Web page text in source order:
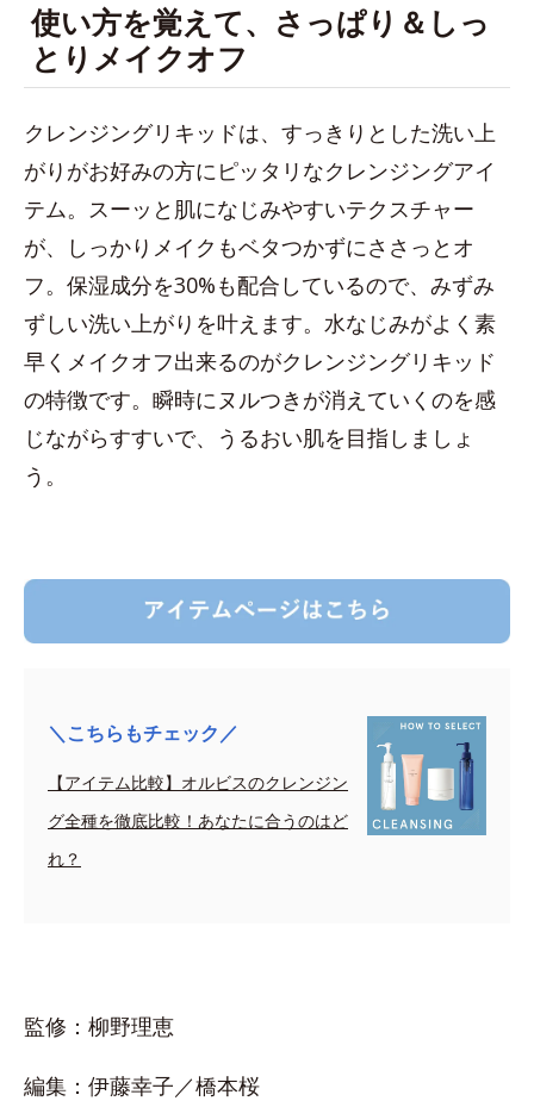
使い方を覚えて、さっぱり＆しっ
とりメイクオフ
クレンジングリキッドは、すっきりとした洗い上
がりがお好みの方にピッタリなクレンジングアイ
テム。スーッと肌になじみやすいテクスチャー
が、しっかりメイクもベタつかずにささっとオ
フ。保湿成分を30%も配合しているので、みずみ
ずしい洗い上がりを叶えます。水なじみがよく素
早くメイクオフ出来るのがクレンジングリキッド
の特徴です。瞬時にヌルつきが消えていくのを感
じながらすすいで、うるおい肌を目指しましょ
う。
＼こちらもチェック／
【アイテム比較】オルビスのクレンジン
グ全種を徹底比較！あなたに合うのはど
れ？
監修：柳野理恵
編集：伊藤幸子／橋本桜